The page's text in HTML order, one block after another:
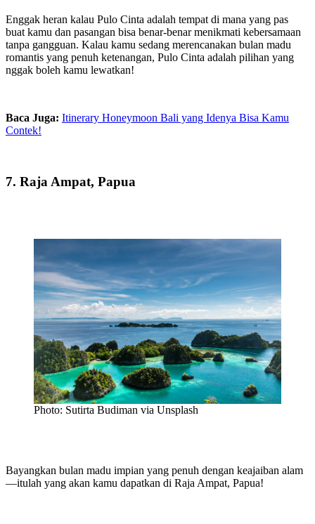
Enggak heran kalau Pulo Cinta adalah tempat di mana yang pas
buat kamu dan pasangan bisa benar-benar menikmati kebersamaan
tanpa gangguan. Kalau kamu sedang merencanakan bulan madu
romantis yang penuh ketenangan, Pulo Cinta adalah pilihan yang
nggak boleh kamu lewatkan!
Baca Juga: Itinerary Honeymoon Bali yang Idenya Bisa Kamu
Contek!
7. Raja Ampat, Papua
Photo: Sutirta Budiman via Unsplash
Bayangkan bulan madu impian yang penuh dengan keajaiban alam
—itulah yang akan kamu dapatkan di Raja Ampat, Papua!